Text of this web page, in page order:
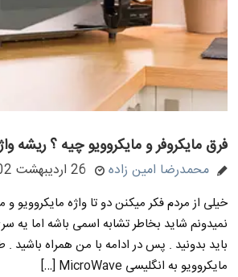
فرق مایکروفر و مایکروویو چیه ؟ ریشه
محمدرضا امین زاده 26 اردیبهشت 1402
خیلی از مردم فکر میکنن دو تا واژه مایکروویو
نمیدونم شاید بخاطر تشابه اسمی باشه اما
باید بدونید . پس در ادامه با من همراه باشید .
مایکروویو به انگلیسی MicroWave […]